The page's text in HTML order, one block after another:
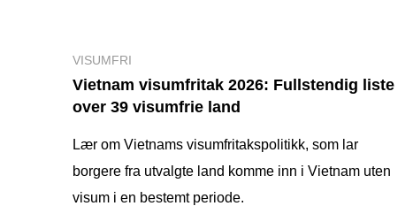
VISUMFRI
Vietnam visumfritak 2026: Fullstendig liste
over 39 visumfrie land
Lær om Vietnams visumfritakspolitikk, som lar
borgere fra utvalgte land komme inn i Vietnam uten
visum i en bestemt periode.